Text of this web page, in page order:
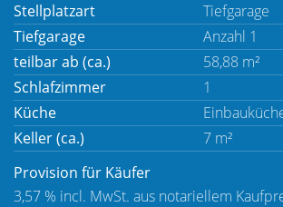
Stellplatzart
Tiefgarage
Tiefgarage
Anzahl 1
teilbar ab (ca.)
58,88 m²
Schlafzimmer
1
Küche
Keller (ca.)
7 m²
Provision für Käufer
3,57 % incl. MwSt. aus notariellem